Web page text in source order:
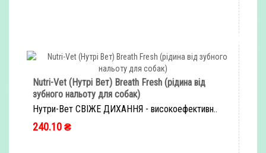
Nutri-Vet (Нутрі Вет) Breath Fresh (рідина від
зубного нальоту для собак)
Нутри-Вет СВІЖЕ ДИХАННЯ - високоефективн..
240.10 ₴